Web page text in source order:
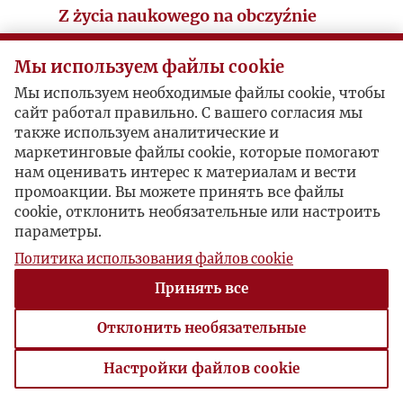
Z życia naukowego na obczyźnie
Teka Historyczna
(Wielka Brytania)
sygnatura: 1961_1_005
Obszerne zestawienie aktualnej działalności
polskich instytucji naukowych na emigracji.
Мы используем файлы cookie
Мы используем необходимые файлы cookie, чтобы
сайт работал правильно. С вашего согласия мы
также используем аналитические и
маркетинговые файлы cookie, которые помогают
нам оценивать интерес к материалам и вести
промоакции. Вы можете принять все файлы
cookie, отклонить необязательные или настроить
параметры.
Политика использования файлов cookie
Принять все
Отклонить необязательные
Настройки файлов cookie
Настройки файлов cookie